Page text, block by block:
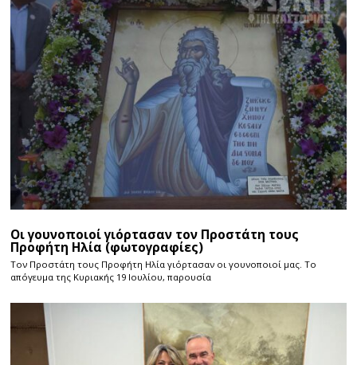
Οι γουνοποιοί γιόρτασαν τον Προστάτη τους
Προφήτη Ηλία (φωτογραφίες)
Τον Προστάτη τους Προφήτη Ηλία γιόρτασαν οι γουνοποιοί μας. Το
απόγευμα της Κυριακής 19 Ιουλίου, παρουσία